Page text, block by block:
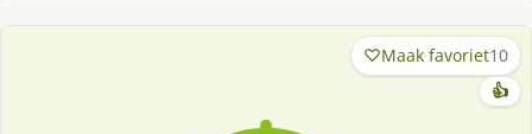
Maak favoriet10
👍